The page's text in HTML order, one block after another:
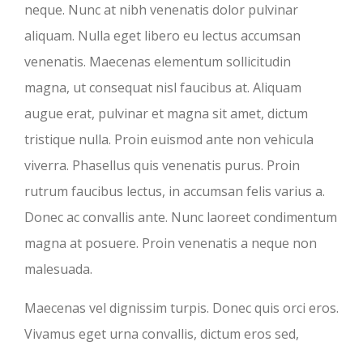
neque. Nunc at nibh venenatis dolor pulvinar
aliquam. Nulla eget libero eu lectus accumsan
venenatis. Maecenas elementum sollicitudin
magna, ut consequat nisl faucibus at. Aliquam
augue erat, pulvinar et magna sit amet, dictum
tristique nulla. Proin euismod ante non vehicula
viverra. Phasellus quis venenatis purus. Proin
rutrum faucibus lectus, in accumsan felis varius a.
Donec ac convallis ante. Nunc laoreet condimentum
magna at posuere. Proin venenatis a neque non
malesuada.
Maecenas vel dignissim turpis. Donec quis orci eros.
Vivamus eget urna convallis, dictum eros sed,